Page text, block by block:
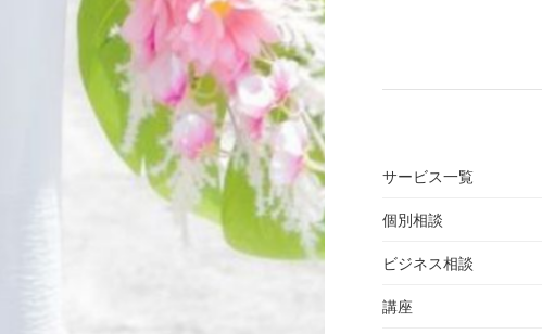
サービス一覧
個別相談
ビジネス相談
講座